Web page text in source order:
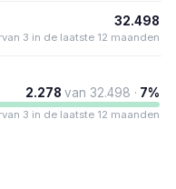
32.498
3 in de laatste 12 maanden
2.278 van 32.498 · 7%
3 in de laatste 12 maanden